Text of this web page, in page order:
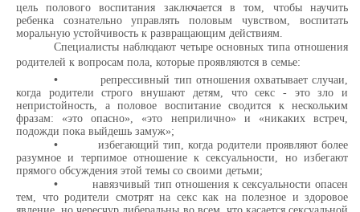
цель полового воспитания заключается в том, чтобы научить
ребенка сознательно управлять половым чувством, воспитать
моральную устойчивость к развращающим действиям.
Специалисты наблюдают четыре основных типа отношения
родителей к вопросам пола, которые проявляются в семье:
•
репрессивный тип отношения охватывает случаи,
когда родители строго внушают детям, что секс - это зло и
непристойность, а половое воспитание сводится к нескольким
фразам: «это опасно», «это неприлично» и «никаких встреч,
подожди пока выйдешь замуж»;
•
избегающий тип, когда родители проявляют более
разумное и терпимое отношение к сексуальности, но избегают
прямого обсуждения этой темы со своими детьми;
•
навязчивый тип отношения к сексуальности опасен
тем, что родители смотрят на секс как на полезное и здоровое